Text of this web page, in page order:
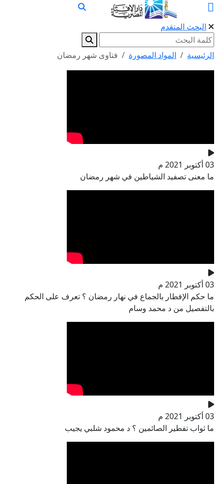
البحث المتقدم
الرئيسية المواد المصورة فتاوى شهر رمضان
03 أكتوبر 2021 م
ما معنى تصفيد الشياطين في شهر رمضان
03 أكتوبر 2021 م
ما حكم الإفطار بالجماع في نهار رمضان ؟ تعرف على الحكم
بالتفصيل من د محمد وسام
03 أكتوبر 2021 م
ما ثواب تفطير الصائمين ؟ د محمود شلبي يجيب